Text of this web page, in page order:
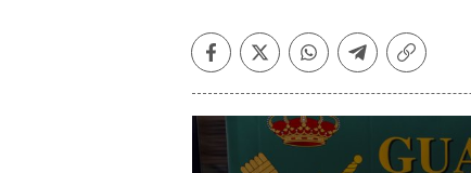
Facebook
TwitterWhatsapp
Telegram
Copiar